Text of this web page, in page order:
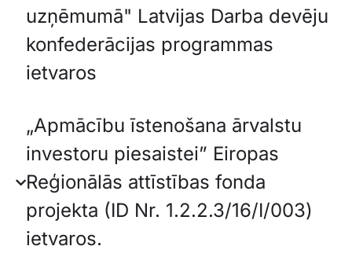
uzņēmumā" Latvijas Darba devēju
konfederācijas programmas
ietvaros
„Apmācību īstenošana ārvalstu
investoru piesaistei” Eiropas
Reģionālās attīstības fonda
projekta (ID Nr. 1.2.2.3/16/I/003)
ietvaros.